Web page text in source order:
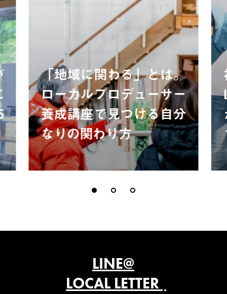
「地域に関わる」とは。
ローカルプロデューサー
養成講座で見つける自分
なりの関わり方
LINE@
LOCAL LETTER